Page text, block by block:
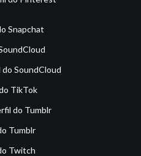
Snapchat
SoundCloud
TikTok
do Tumblr
Tumblr
Twitch